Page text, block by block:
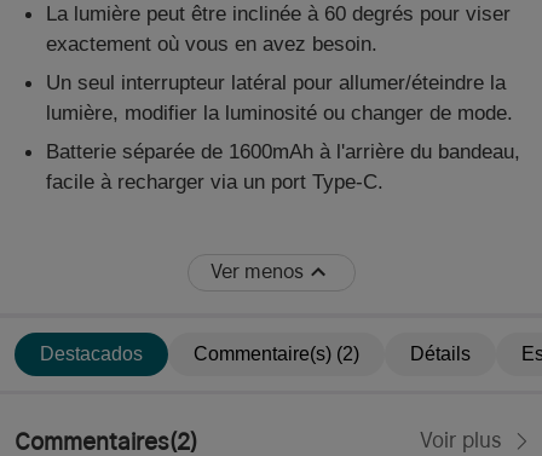
La lumière peut être inclinée à 60 degrés pour viser
exactement où vous en avez besoin.
Un seul interrupteur latéral pour allumer/éteindre la
lumière, modifier la luminosité ou changer de mode.
Batterie séparée de 1600mAh à l'arrière du bandeau,
facile à recharger via un port Type-C.
Ver menos
Destacados Commentaire(s) (2) Détails
Commentaires(2) Voir plus